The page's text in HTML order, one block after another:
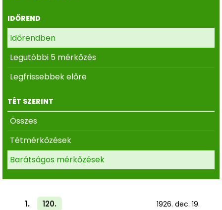
IDŐREND
Időrendben
Legutóbbi 5 mérkőzés
Legfrissebbek előre
TÉT SZERINT
Összes
Tétmérkőzések
Barátságos mérkőzések
1. 120. 1926. dec. 19.